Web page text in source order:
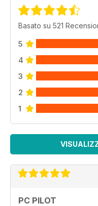
Basato su 521
5
4
3
2
1
PC PILOT